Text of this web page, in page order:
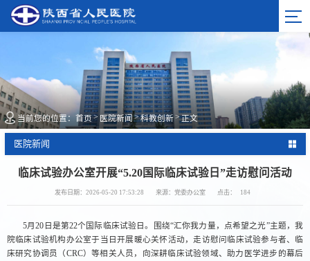
当前您的位置： 首页 > 医院新闻>科教创新>正文
医院新闻
临床试验办公室开展“5.20国际临床试验日”走访慰问活动
发布日期：2026-05-20 17:53:28 来源：党委办公室 点击： 184
5月20日是第22个国际临床试验日。围绕“汇你我力量，点希望之光”主题，我
院临床试验机构办公室于当日开展暖心关怀活动，走访慰问临床试验参与者、临
床研究协调员（CRC）等相关人员，向深耕临床试验领域、助力医学进步的幕后